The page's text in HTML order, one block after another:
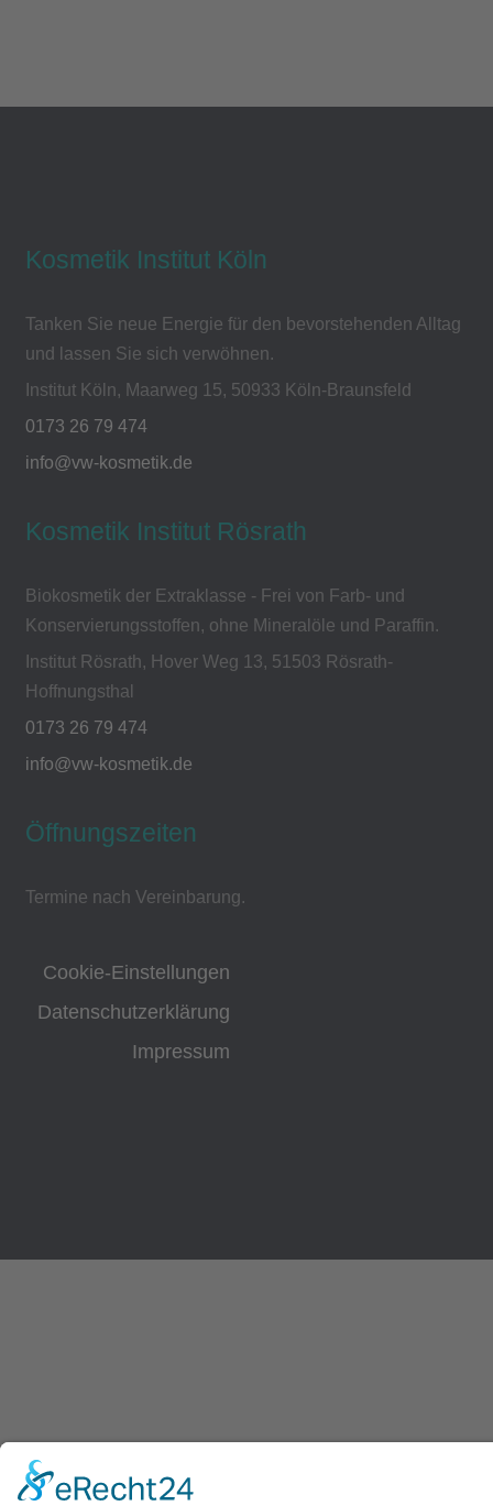
Kosmetik Institut Köln
Tanken Sie neue Energie für den bevorstehenden Alltag
und lassen Sie sich verwöhnen.
Institut Köln, Maarweg 15, 50933 Köln-Braunsfeld
0173 26 79 474
info@vw-kosmetik.de
Kosmetik Institut Rösrath
Biokosmetik der Extraklasse - Frei von Farb- und
Konservierungsstoffen, ohne Mineralöle und Paraffin.
Institut Rösrath, Hover Weg 13, 51503 Rösrath-
Hoffnungsthal
0173 26 79 474
info@vw-kosmetik.de
Öffnungszeiten
Termine nach Vereinbarung.
Cookie-Einstellungen
Datenschutzerklärung
Impressum